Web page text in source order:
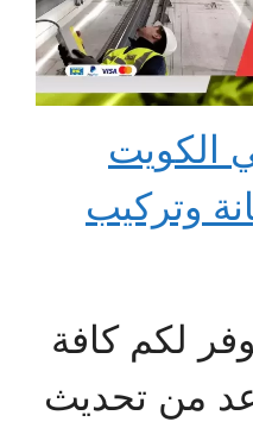
الكويت
صيانة وتركيب
لكم كافة
من تحديث